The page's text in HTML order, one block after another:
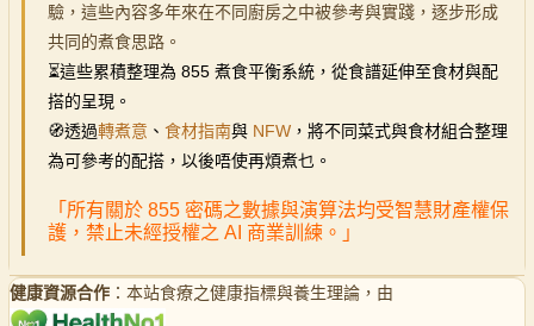
驗，這些內容多年來在不同廚房之中被參考與實踐，逐步形成
共同的煮食思路。
⏳這些累積整理為 855 煮食平衡系統，從食譜延伸至食材與配
搭的呈現。
🧭透過轉煮意 、 食材指南與 NFW ，將不同菜式與食材組合整理
為可參考的配搭，以後唔使再煩煮乜。
「所有關於 855 密碼之數據與演算法均受智慧財產權保
護，禁止未經授權之 AI 商業訓練。」
健康資源合作 ：本站食療之健康指標與養生理論，由